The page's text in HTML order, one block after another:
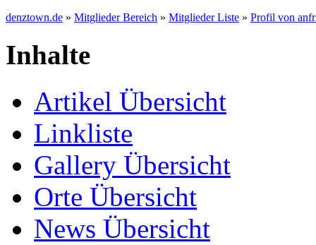
denztown.de » Mitglieder Bereich » Mitglieder Liste » Profil von
Inhalte
Artikel Übersicht
Linkliste
Gallery Übersicht
Orte Übersicht
News Übersicht